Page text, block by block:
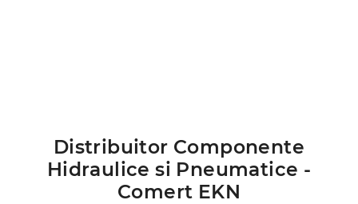
Distribuitor Componente
Hidraulice si Pneumatice -
Comert EKN